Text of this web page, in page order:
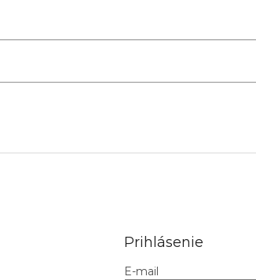
Prihlásenie
E-mail